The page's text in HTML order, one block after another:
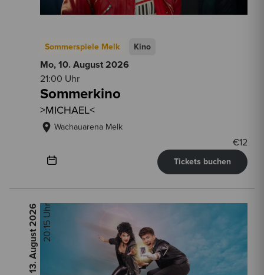
Sommerspiele Melk Kino
Mo, 10. August 2026
21:00 Uhr
Sommerkino
>MICHAEL<
Wachauarena Melk
Tickets buchen
€12
Do, 13. August
2026 20:15 Uhr